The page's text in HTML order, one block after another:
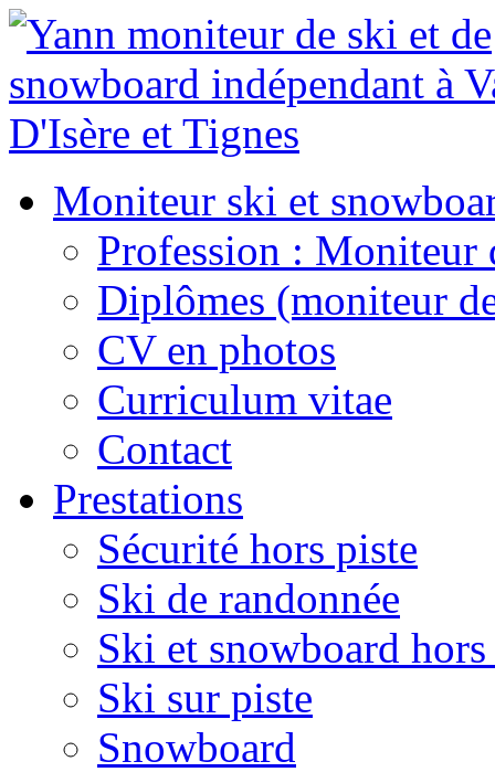
Moniteur ski et
Profession : Moniteur
Diplômes (moniteur
CV en photos
Curriculum vitae
Contact
Prestations
Sécurité hors piste
Ski de randonnée
Ski et snowboard
Ski sur piste
Snowboard